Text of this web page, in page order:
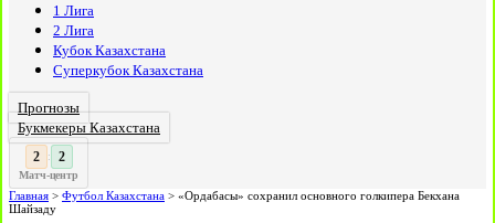
1 Лига
2 Лига
Кубок Казахстана
Суперкубок Казахстана
Прогнозы
Букмекеры Казахстана
3
:
Матч-центр
Главная > Футбол Казахстана > «Ордабасы» сохранил основного голкипера Бекхана
Шайзаду